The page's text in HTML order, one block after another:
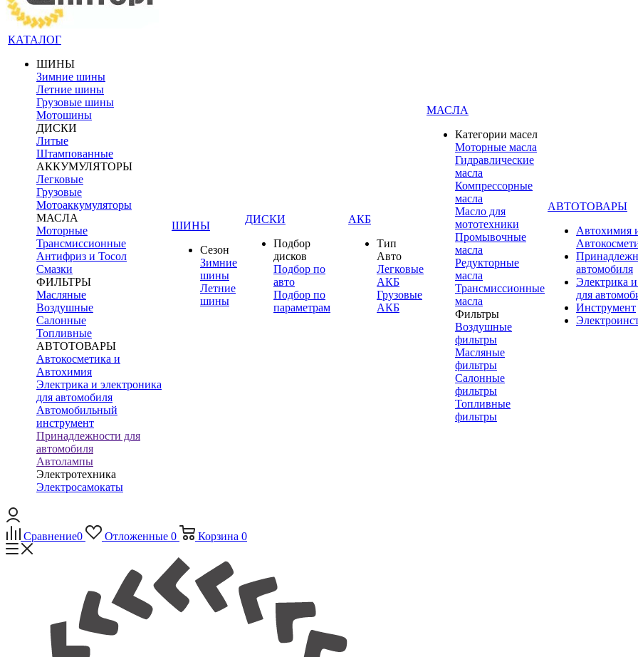
КАТАЛОГ
ШИНЫ
Зимние шины
Летние шины
Грузовые шины
Мотошины
ДИСКИ
Литые
Штампованные
АККУМУЛЯТОРЫ
Легковые
Грузовые
Мотоаккумуляторы
МАСЛА
Моторные
Трансмиссионные
Антифриз и Тосол
Смазки
ФИЛЬТРЫ
Масляные
Воздушные
Салонные
Топливные
АВТОТОВАРЫ
Автокосметика и
Автохимия
Электрика и электроника
для автомобиля
Автомобильный
инструмент
Принадлежности для
автомобиля
Автолампы
Электротехника
Электросамокаты
ШИНЫ
Сезон
Зимние
шины
Летние
шины
ДИСКИ
Подбор
дисков
Подбор по
авто
Подбор по
параметрам
АКБ
Тип
Авто
Легковые
АКБ
Грузовые
АКБ
МАСЛА
Категории масел
Моторные масла
Гидравлические
масла
Компрессорные
масла
Масло для
мототехники
Промывочные
масла
Редукторные
масла
Трансмиссионные
масла
Фильтры
Воздушные
фильтры
Масляные
фильтры
Салонные
фильтры
Топливные
фильтры
АВТОТОВАРЫ
Автохимия
автомобиля
Электрика
для
Инструмент
Сравнение0 Отложенные 0 Корзина 0